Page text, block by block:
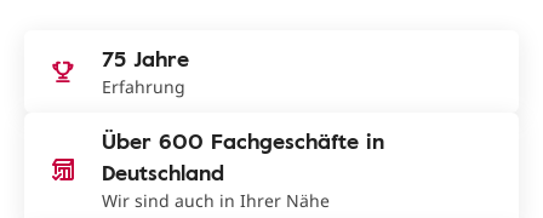
75 Jahre
Erfahrung
Über 600 Fachgeschäfte in
Deutschland
Wir sind auch in Ihrer Nähe